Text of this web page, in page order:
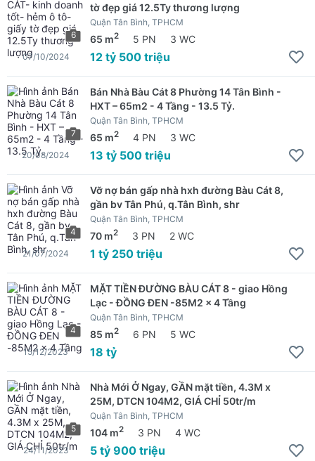
6
tờ đẹp giá 12.5Ty thương lượng
Quận Tân Bình, TPHCM
65 m2 5 PN 3 WC
12 tỷ 500 triệu
07/10/2024
7
Bán Nhà Bàu Cát 8 Phường 14 Tân Bình -
HXT – 65m2 - 4 Tầng - 13.5 Tỷ.
Quận Tân Bình, TPHCM
65 m2 4 PN 3 WC
13 tỷ 500 triệu
20/08/2024
4
Vỡ nợ bán gấp nhà hxh đường Bàu Cát 8,
gần bv Tân Phú, q.Tân Bình, shr
Quận Tân Bình, TPHCM
70 m2 3 PN 2 WC
1 tỷ 250 triệu
21/07/2024
4
MẶT TIỀN ĐƯỜNG BÀU CÁT 8 - giao Hồng
Lạc - ĐỒNG ĐEN -85M2 x 4 Tầng
Quận Tân Bình, TPHCM
85 m2 6 PN 5 WC
18 tỷ
15/12/2023
5
Nhà Mới Ở Ngay, GẦN mặt tiền, 4.3M x
25M, DTCN 104M2, GIÁ CHỈ 50tr/m
Quận Tân Bình, TPHCM
104 m2 3 PN 4 WC
5 tỷ 900 triệu
24/11/2023